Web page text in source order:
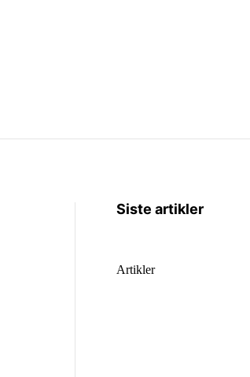
Siste artikler
Artikler